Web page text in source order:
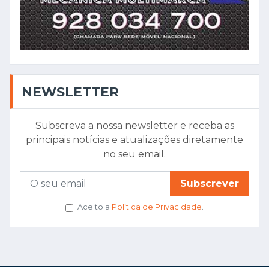
NEWSLETTER
Subscreva a nossa newsletter e receba as
principais notícias e atualizações diretamente
no seu email.
Subscrever
Aceito a Política de Privacidade